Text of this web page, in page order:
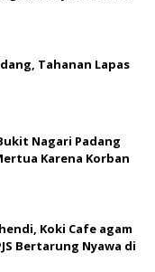
Tahanan Lapas
Nagari Padang
Karena Korban
Koki Cafe agam
Bertarung Nyawa di